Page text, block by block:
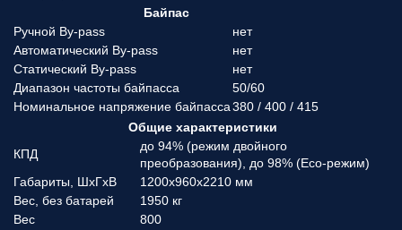
Байпас
Ручной By-pass
нет
Автоматический By-pass
нет
Статический By-pass
нет
Диапазон частоты байпасса
50/60
Номинальное напряжение байпасса380 / 400 / 415
Общие характеристики
КПД
до 94% (режим двойного
преобразования), до 98% (Eco-режим)
Габариты, ШхГхВ
1200х960х2210 мм
Вес, без батарей
1950 кг
Вес
800